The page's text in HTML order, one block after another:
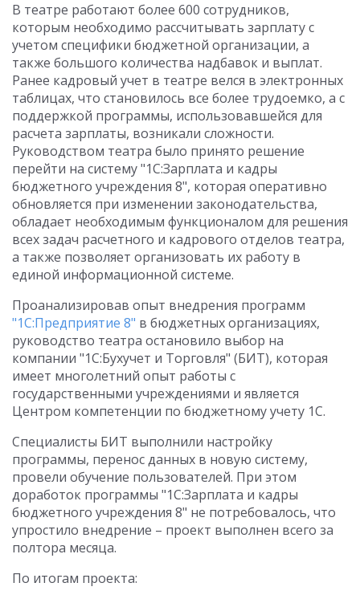
В театре работают более 600 сотрудников,
которым необходимо рассчитывать зарплату с
учетом специфики бюджетной организации, а
также большого количества надбавок и выплат.
Ранее кадровый учет в театре велся в электронных
таблицах, что становилось все более трудоемко, а с
поддержкой программы, использовавшейся для
расчета зарплаты, возникали сложности.
Руководством театра было принято решение
перейти на систему "1С:Зарплата и кадры
бюджетного учреждения 8", которая оперативно
обновляется при изменении законодательства,
обладает необходимым функционалом для решения
всех задач расчетного и кадрового отделов театра,
а также позволяет организовать их работу в
единой информационной системе.
Проанализировав опыт внедрения программ
"1С:Предприятие 8" в бюджетных организациях,
руководство театра остановило выбор на
компании "1С:Бухучет и Торговля" (БИТ), которая
имеет многолетний опыт работы с
государственными учреждениями и является
Центром компетенции по бюджетному учету 1С.
Специалисты БИТ выполнили настройку
программы, перенос данных в новую систему,
провели обучение пользователей. При этом
доработок программы "1С:Зарплата и кадры
бюджетного учреждения 8" не потребовалось, что
упростило внедрение – проект выполнен всего за
полтора месяца.
По итогам проекта: